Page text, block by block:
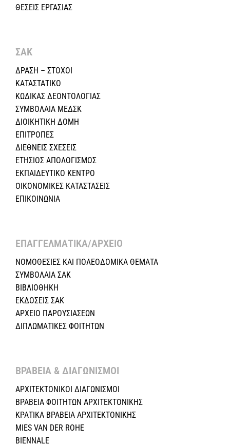
ΘΕΣΕΙΣ ΕΡΓΑΣΙΑΣ
ΣΑΚ
ΔΡΑΣΗ – ΣΤΟΧΟΙ
ΚΑΤΑΣΤΑΤΙΚΟ
ΚΩΔΙΚΑΣ ΔΕΟΝΤΟΛΟΓΙΑΣ
ΣΥΜΒΟΛΑΙΑ ΜΕΔΣΚ
ΔΙΟΙΚΗΤΙΚΗ ΔΟΜΗ
ΕΠΙΤΡΟΠΕΣ
ΔΙΕΘΝΕΙΣ ΣΧΕΣEIΣ
ΕΤΗΣΙΟΣ ΑΠΟΛΟΓΙΣΜΟΣ
ΕΚΠΑΙΔΕΥΤΙΚΟ ΚΕΝΤΡΟ
ΟΙΚΟΝΟΜΙΚΕΣ ΚΑΤΑΣΤΑΣΕΙΣ
ΕΠΙΚΟΙΝΩΝΙΑ
ΕΠΑΓΓΕΛΜΑΤΙΚΑ/ΑΡΧΕΙΟ ​
ΝΟΜΟΘΕΣΙΕΣ KAI ΠΟΛΕΟΔΟΜΙΚΑ ΘΕΜΑΤΑ
ΣΥΜΒΟΛΑΙΑ ΣΑΚ
ΒΙΒΛΙΟΘΗΚΗ
ΕΚΔΟΣΕΙΣ ΣΑΚ
ΑΡΧΕΙΟ ΠΑΡΟΥΣΙΑΣΕΩΝ
ΔΙΠΛΩΜΑΤΙΚΕΣ ΦΟΙΤΗΤΩΝ
ΒΡΑΒΕΙΑ & ΔΙΑΓΩΝΙΣΜΟΙ ​
ΑΡΧΙΤΕΚΤΟΝΙΚΟΙ ΔΙΑΓΩΝΙΣΜΟΙ
ΒΡΑΒΕΙΑ ΦΟΙΤΗΤΩΝ ΑΡΧΙΤΕΚΤΟΝΙΚΗΣ
ΚΡΑΤΙΚΑ ΒΡΑΒΕΙΑ ΑΡΧΙΤΕΚΤΟΝΙΚΗΣ
MIES VAN DER ROHE
BIENNALE